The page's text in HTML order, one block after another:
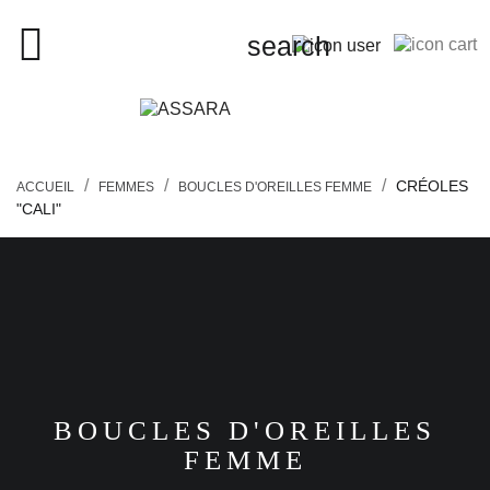
 search
close
PIERCINGS
ACCUEIL FEMMES BOUCLES D'OREILLES FEMME
CRÉOLES
"CALI"
BOUCLES D'OREILLES
FEMME